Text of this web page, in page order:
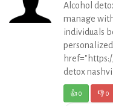
Alcohol
manage
individuals
detox
👍0 👎0